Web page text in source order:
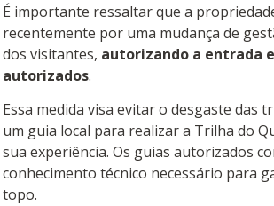
É importante ressaltar que a
recentemente por uma mudança de
dos visitantes, autorizando a entrada
autorizados.
Essa medida visa evitar o desgaste
um guia local para realizar a Trilha do
sua experiência. Os guias autorizados
conhecimento técnico necessário para
topo.